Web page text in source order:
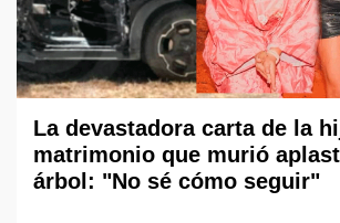
La devastadora carta de la
matrimonio que murió
árbol: "No sé cómo seguir"